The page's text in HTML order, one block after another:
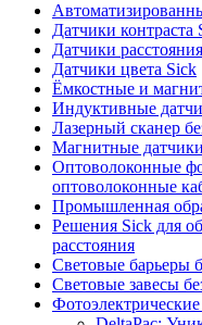
Датчики контраста
Датчики
Датчики цвета Sick
Ёмкостные и
Индуктивные
Лазерный сканер
Магнитные
Оптоволоконные
оптоволоконные
Промышленная
Решения Sick для
расстояния
Световые барьеры
Световые завесы